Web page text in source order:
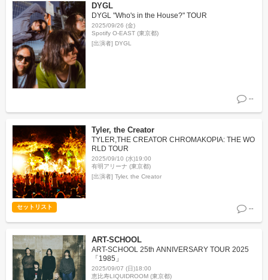
DYGL
DYGL "Who's in the House?" TOUR
2025/09/26 (金)
Spotify O-EAST (東京都)
[出演者] DYGL
--
Tyler, the Creator
TYLER,THE CREATOR CHROMAKOPIA: THE WO
RLD TOUR
2025/09/10 (水)19:00
有明アリーナ (東京都)
[出演者] Tyler, the Creator
セットリスト --
ART-SCHOOL
ART-SCHOOL 25th ANNIVERSARY TOUR 2025
「1985」
2025/09/07 (日)18:00
恵比寿LIQUIDROOM (東京都)